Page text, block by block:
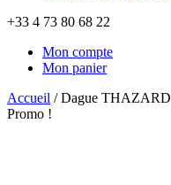
+33 4 73 80 68 22
Mon compte
Mon panier
Accueil /Dague THAZARD
Promo !